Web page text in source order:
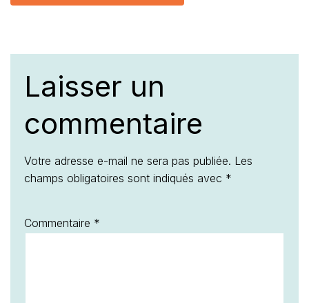
Laisser un
commentaire
Votre adresse e-mail ne sera pas publiée. Les
champs obligatoires sont indiqués avec *
Commentaire *